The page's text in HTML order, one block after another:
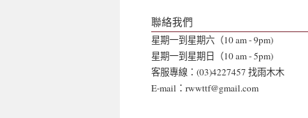
聯絡我們
星期一到星期六（10 am - 9pm)
星期一到星期日（10 am - 5pm)
客服專線：(03)4227457 找雨木木
E-mail：rwwttf@gmail.com